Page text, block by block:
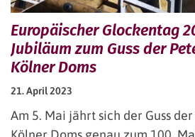
Europäischer Glockentag
Jubiläum zum Guss der
Kölner Doms
21. April 2023
Am 5. Mai jährt sich der Guss